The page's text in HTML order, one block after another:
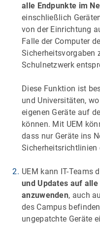
alle Endpunkte im
einschließlich
von der Einrichtung
Falle der Computer
Schulnetzwerk
Diese Funktion ist
und Universitäten,
eigenen Geräte auf
können. Mit UEM
dass nur Geräte ins
Sicherheitsrichtlinien
UEM kann IT-Teams
und Updates auf
anzuwenden, auch
des Campus
ungepatchte Geräte